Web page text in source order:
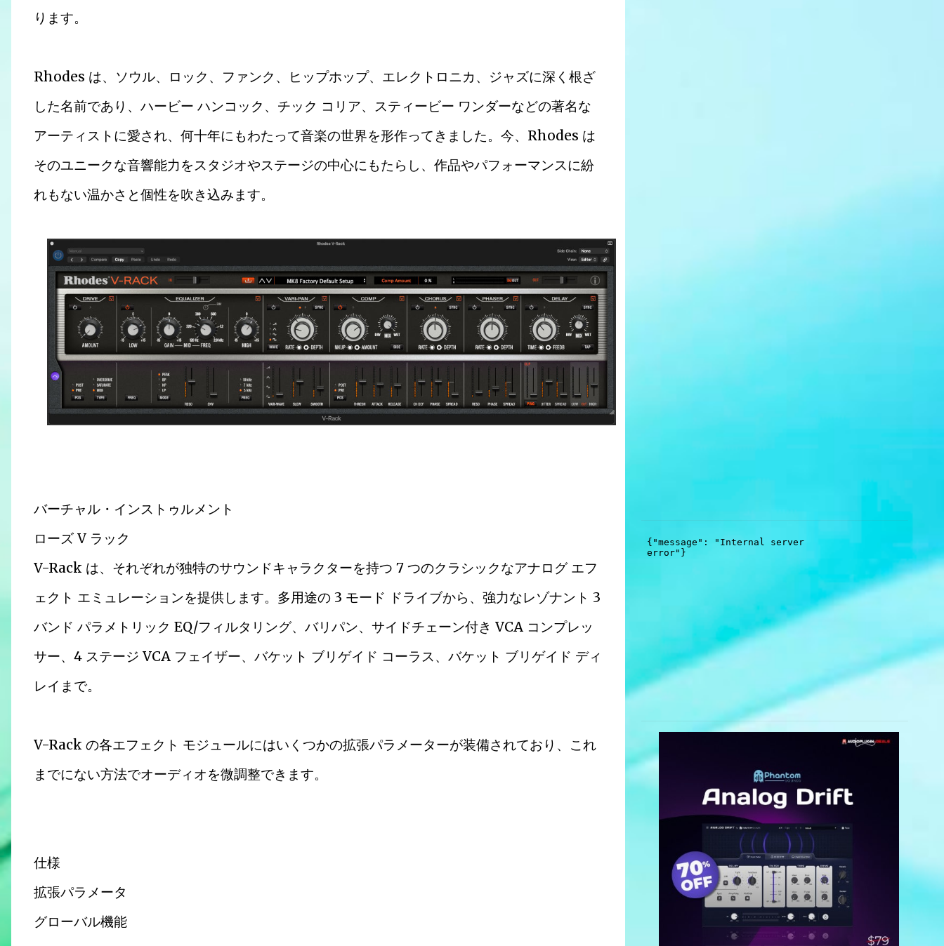
ります。
Rhodes は、ソウル、ロック、ファンク、ヒップホップ、エレクトロニカ、ジャズに深く根ざ
した名前であり、ハービー ハンコック、チック コリア、スティービー ワンダーなどの著名な
アーティストに愛され、何十年にもわたって音楽の世界を形作ってきました。今、Rhodes は
そのユニークな音響能力をスタジオやステージの中心にもたらし、作​​品やパフォーマンスに紛
れもない温かさと個性を吹き込みます。
バーチャル・インストゥルメント
ローズ V ラック
V-Rack は、それぞれが独特のサウンドキャラクターを持つ 7 つのクラシックなアナログ エフ
ェクト エミュレーションを提供します。多用途の 3 モード ドライブから、強力なレゾナント 3
バンド パラメトリック EQ/フィルタリング、バリパン、サイドチェーン付き VCA コンプレッ
サー、4 ステージ VCA フェイザー、バケット ブリゲイド コーラス、バケット ブリゲイド ディ
レイまで。
V-Rack の各エフェクト モジュールにはいくつかの拡張パラメーターが装備されており、これ
までにない方法でオーディオを微調整できます。
仕様
拡張パラメータ
グローバル機能